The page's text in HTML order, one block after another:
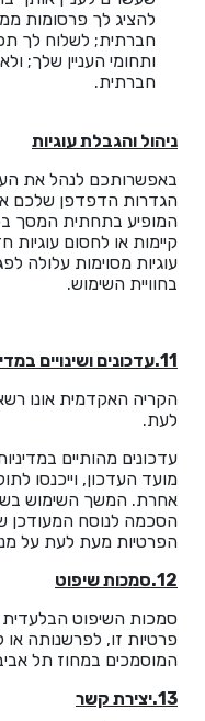
להציג לך פרסומות
חברתית; לשלוח לך
ותחומי העניין שלך;
חברתית.
ניהול והגבלת עוגיות
באפשרותכם לנהל את
הגדרות הדפדפן שלכם
המופיע בתחתית המסך
קיימות או לחסום
עוגיות מסוימות עלולה
בחוויית השימוש.
11.עדכונים ושינויים במדיניות הפרטיות
הקריה האקדמית אונו
לעת.
עדכונים מהותיים
מועד העדכון, וייכנסו
אחרת. המשך השימוש
הסכמה לנוסח המעודכן
הפרטיות מעת לעת על
12.סמכות שיפוט
סמכות השיפוט הבלעדית
פרטיות זו, לפרשנותה
המוסמכים במחוז תל
13.יצירת קשר